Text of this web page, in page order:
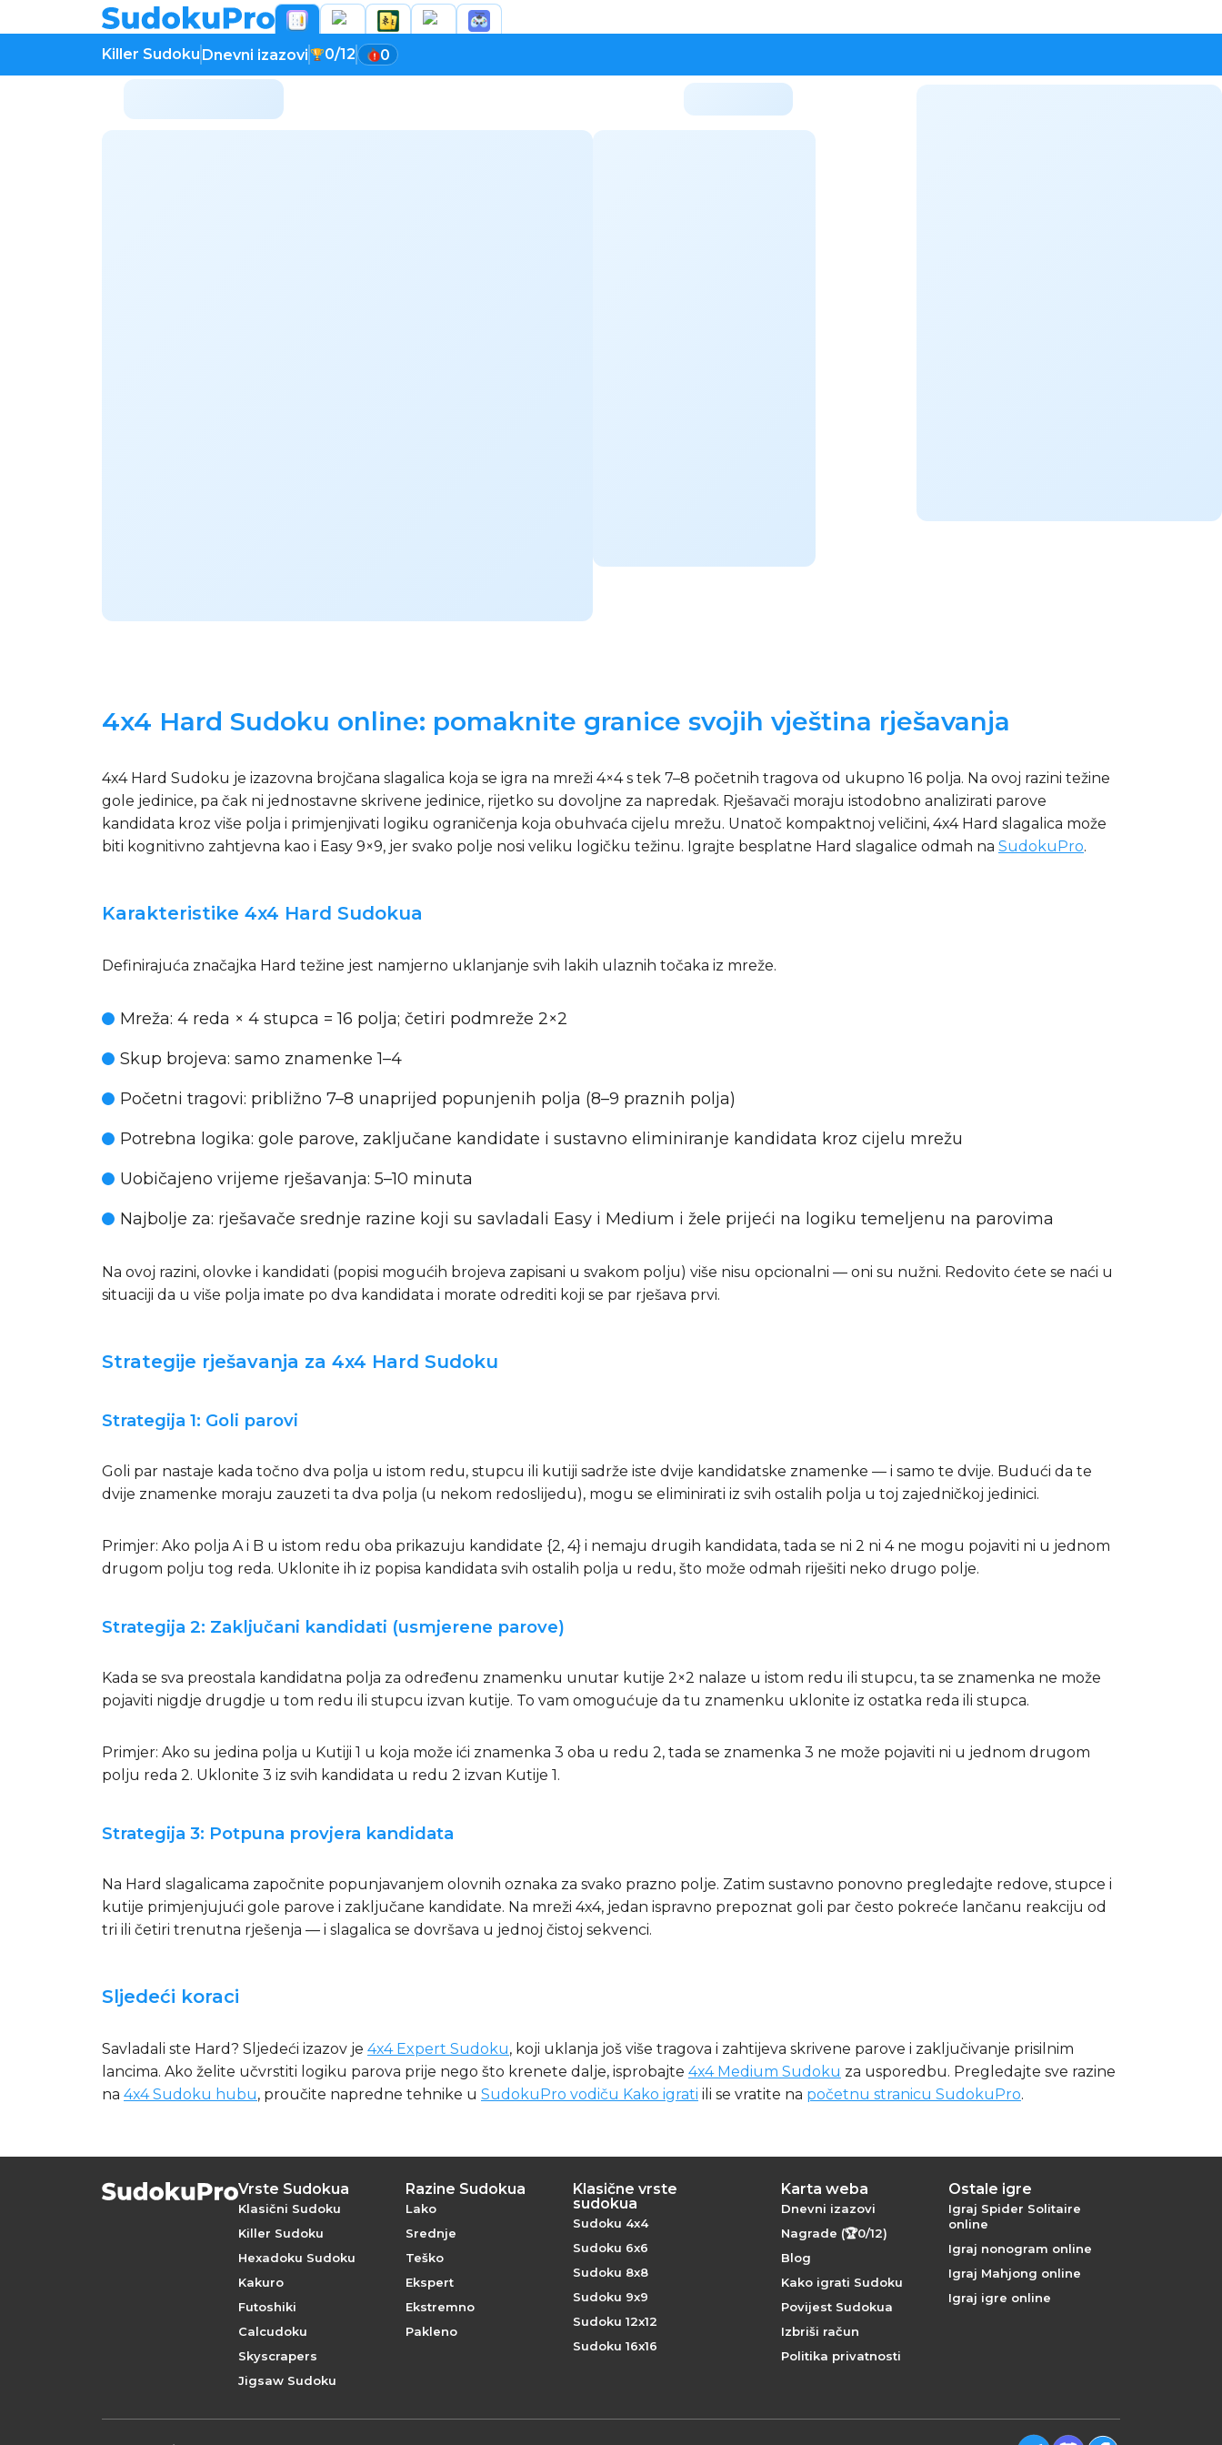
Killer Sudoku Dnevni izazovi 0/12 0
4x4 Hard Sudoku online: pomaknite granice svojih vještina rješavanja
4x4 Hard Sudoku je izazovna brojčana slagalica koja se igra na mreži 4×4 s tek 7–8 početnih tragova od ukupno 16 polja. Na ovoj razini težine
gole jedinice, pa čak ni jednostavne skrivene jedinice, rijetko su dovoljne za napredak. Rješavači moraju istodobno analizirati parove
kandidata kroz više polja i primjenjivati logiku ograničenja koja obuhvaća cijelu mrežu. Unatoč kompaktnoj veličini, 4x4 Hard slagalica može
biti kognitivno zahtjevna kao i Easy 9×9, jer svako polje nosi veliku logičku težinu. Igrajte besplatne Hard slagalice odmah na SudokuPro.
Karakteristike 4x4 Hard Sudokua
Definirajuća značajka Hard težine jest namjerno uklanjanje svih lakih ulaznih točaka iz mreže.
Mreža: 4 reda × 4 stupca = 16 polja; četiri podmreže 2×2
Skup brojeva: samo znamenke 1–4
Početni tragovi: približno 7–8 unaprijed popunjenih polja (8–9 praznih polja)
Potrebna logika: gole parove, zaključane kandidate i sustavno eliminiranje kandidata kroz cijelu mrežu
Uobičajeno vrijeme rješavanja: 5–10 minuta
Najbolje za: rješavače srednje razine koji su savladali Easy i Medium i žele prijeći na logiku temeljenu na parovima
Na ovoj razini, olovke i kandidati (popisi mogućih brojeva zapisani u svakom polju) više nisu opcionalni — oni su nužni. Redovito ćete se naći u
situaciji da u više polja imate po dva kandidata i morate odrediti koji se par rješava prvi.
Strategije rješavanja za 4x4 Hard Sudoku
Strategija 1: Goli parovi
Goli par nastaje kada točno dva polja u istom redu, stupcu ili kutiji sadrže iste dvije kandidatske znamenke — i samo te dvije. Budući da te
dvije znamenke moraju zauzeti ta dva polja (u nekom redoslijedu), mogu se eliminirati iz svih ostalih polja u toj zajedničkoj jedinici.
Primjer: Ako polja A i B u istom redu oba prikazuju kandidate {2, 4} i nemaju drugih kandidata, tada se ni 2 ni 4 ne mogu pojaviti ni u jednom
drugom polju tog reda. Uklonite ih iz popisa kandidata svih ostalih polja u redu, što može odmah riješiti neko drugo polje.
Strategija 2: Zaključani kandidati (usmjerene parove)
Kada se sva preostala kandidatna polja za određenu znamenku unutar kutije 2×2 nalaze u istom redu ili stupcu, ta se znamenka ne može
pojaviti nigdje drugdje u tom redu ili stupcu izvan kutije. To vam omogućuje da tu znamenku uklonite iz ostatka reda ili stupca.
Primjer: Ako su jedina polja u Kutiji 1 u koja može ići znamenka 3 oba u redu 2, tada se znamenka 3 ne može pojaviti ni u jednom drugom
polju reda 2. Uklonite 3 iz svih kandidata u redu 2 izvan Kutije 1.
Strategija 3: Potpuna provjera kandidata
Na Hard slagalicama započnite popunjavanjem olovnih oznaka za svako prazno polje. Zatim sustavno ponovno pregledajte redove, stupce i
kutije primjenjujući gole parove i zaključane kandidate. Na mreži 4x4, jedan ispravno prepoznat goli par često pokreće lančanu reakciju od
tri ili četiri trenutna rješenja — i slagalica se dovršava u jednoj čistoj sekvenci.
Sljedeći koraci
Savladali ste Hard? Sljedeći izazov je 4x4 Expert Sudoku, koji uklanja još više tragova i zahtijeva skrivene parove i zaključivanje prisilnim
lancima. Ako želite učvrstiti logiku parova prije nego što krenete dalje, isprobajte 4x4 Medium Sudoku za usporedbu. Pregledajte sve razine
na 4x4 Sudoku hubu, proučite napredne tehnike u SudokuPro vodiču Kako igrati ili se vratite na početnu stranicu SudokuPro.
Vrste Sudokua
Klasični Sudoku
Killer Sudoku
Hexadoku Sudoku
Kakuro
Futoshiki
Calcudoku
Skyscrapers
Jigsaw Sudoku
Razine Sudokua
Lako
Srednje
Teško
Ekspert
Ekstremno
Pakleno
Klasične vrste
sudokua
Sudoku 4x4
Sudoku 6x6
Sudoku 8x8
Sudoku 9x9
Sudoku 12x12
Sudoku 16x16
Karta weba
Dnevni izazovi
Nagrade (🏆0/12)
Blog
Kako igrati Sudoku
Povijest Sudokua
Izbriši račun
Politika privatnosti
Ostale igre
Igraj Spider Solitaire
online
Igraj nonogram online
Igraj Mahjong online
Igraj igre online